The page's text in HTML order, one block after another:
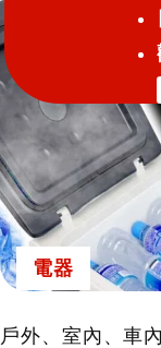
電器
戶外、室內、車